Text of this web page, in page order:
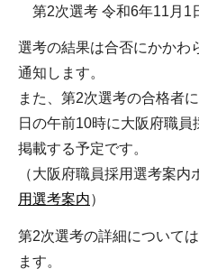
第2次選考 令和6年11月1
選考の結果は合否にかかわ
通知します。
また、第2次選考の合格者
日の午前10時に大阪府職
掲載する予定です。
（大阪府職員採用選考案内
用選考案内）
第2次選考の詳細について
ます。